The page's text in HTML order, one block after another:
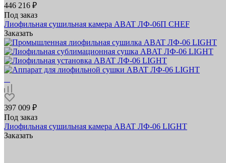
446 216 ₽
Под заказ
Лиофильная сушильная камера ABAT ЛФ‑06П CHEF
Заказать
397 009 ₽
Под заказ
Лиофильная сушильная камера ABAT ЛФ‑06 LIGHT
Заказать